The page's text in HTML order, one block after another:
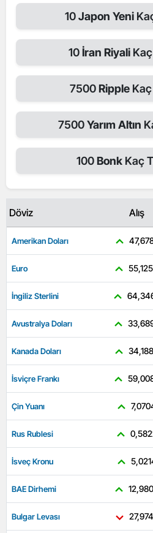
10Japon Yeni
10İran Riyali
7500Ripple Kaç
7500Yarım Altın
100Bonk Kaç
Döviz Alış
Amerikan Doları
Euro
İngiliz Sterlini
Avustralya Doları
Kanada Doları
İsviçre Frankı
Çin Yuanı
Rus Rublesi
İsveç Kronu
BAE Dirhemi
Bulgar Levası